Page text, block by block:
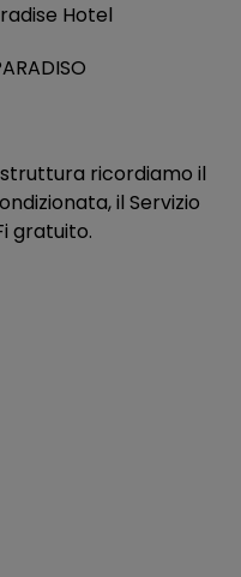
Hotel
ricordiamo il
il Servizio
gratuito.